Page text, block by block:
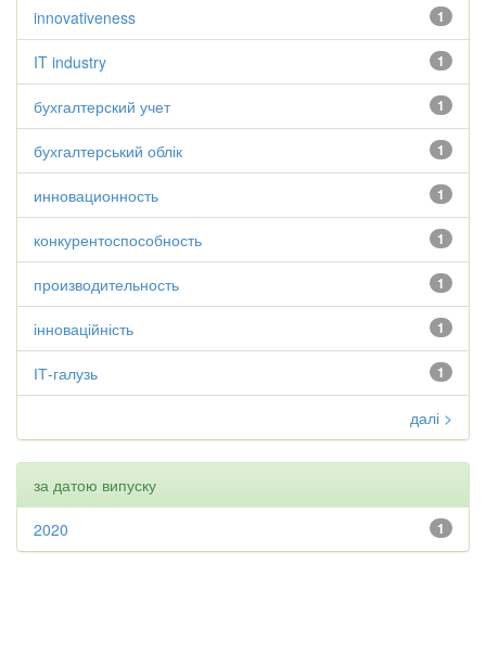
1
innovativeness
1
IT industry
1
бухгалтерский учет
1
бухгалтерський облік
1
инновационность
1
конкурентоспособность
1
производительность
1
інноваційність
1
ІТ-галузь
далі >
за датою випуску
1
2020